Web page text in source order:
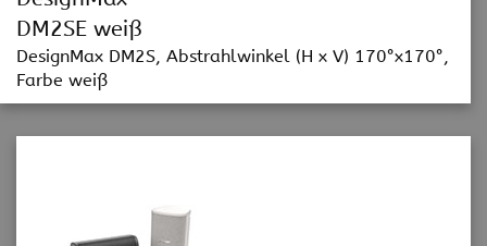
DM2SE weiß
DesignMax DM2S, Abstrahlwinkel (H x V) 170°x170°,
Farbe weiß